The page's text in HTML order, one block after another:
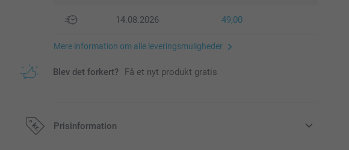
14.08.2026 49,00
Mere information om alle leveringsmuligheder
Blev det forkert? Få et nyt produkt gratis
Prisinformation